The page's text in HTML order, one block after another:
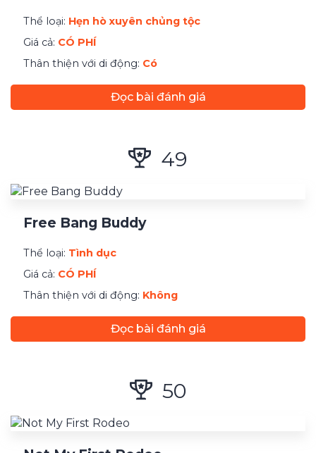
Thể loại: Hẹn hò xuyên chủng tộc
Giá cả: CÓ PHÍ
Thân thiện với di động: Có
Đọc bài đánh giá
49
Free Bang Buddy
Thể loại: Tình dục
Giá cả: CÓ PHÍ
Thân thiện với di động: Không
Đọc bài đánh giá
50